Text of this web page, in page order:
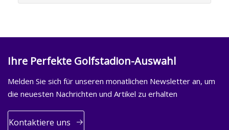
Ihre Perfekte Golfstadion-Auswahl
Melden Sie sich für unseren monatlichen Newsletter an, um
die neuesten Nachrichten und Artikel zu erhalten
Kontaktiere uns